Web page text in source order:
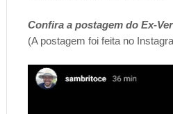
Confira a postagem do Ex-
(A postagem foi feita no